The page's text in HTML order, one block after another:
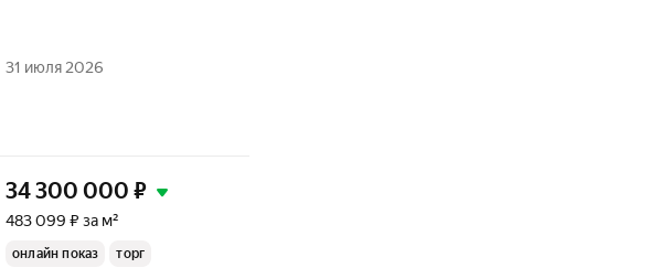
31 июля 2026
34 300 000 ₽
483 099 ₽ за м²
онлайн показ торг